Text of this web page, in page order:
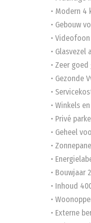
• Modern 4
• Gebouw
•
• Glasvezel
• Zeer
• Gezonde
•
• Winkels
• Privé
• Geheel
•
•
• Bouwjaar
• Inhoud
•
• Externe